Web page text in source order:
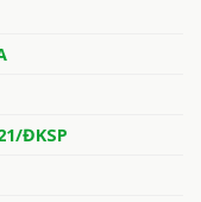
ĐKSP